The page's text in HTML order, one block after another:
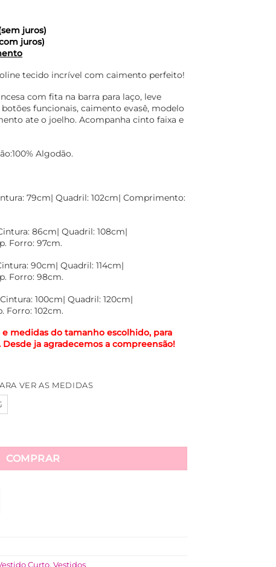
juros)
juros)
tecido incrível com caimento perfeito!
com fita na barra para laço, leve
funcionais, caimento evasê, modelo
ate o joelho. Acompanha cinto faixa e
Algodão.
79cm| Quadril: 102cm| Comprimento:
86cm| Quadril: 108cm|
Forro: 97cm.
90cm| Quadril: 114cm|
Forro: 98cm.
100cm| Quadril: 120cm|
Forro: 102cm.
medidas do tamanho escolhido, para
ja agradecemos a compreensão!
VER AS MEDIDAS
Camisolinha e Cinto Faixa Caroline - Rosa quantidade
COMPRAR
Curto, Vestidos